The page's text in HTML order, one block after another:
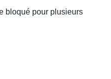
bloqué pour plusieurs